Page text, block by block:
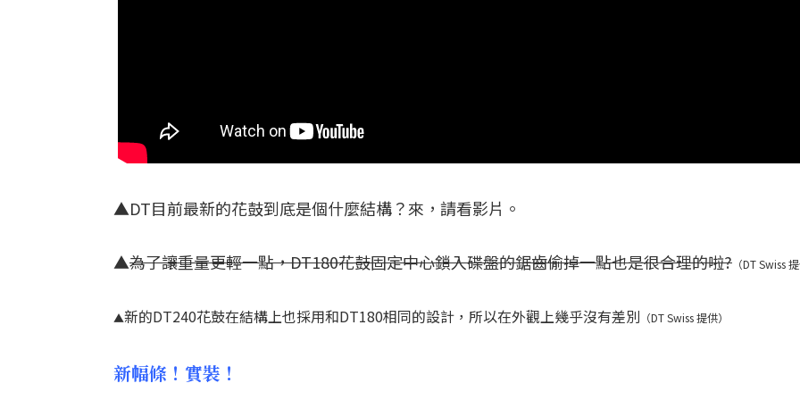
▲DT目前最新的花鼓到底是個什麼結構？來，請看影片。
▲為了讓重量更輕一點，DT180花鼓固定中心鎖入碟盤的鋸齒偷掉一點也是很合理的啦? （DT Swiss
▲新的DT240花鼓在結構上也採用和DT180相同的設計，所以在外觀上幾乎沒有差別 （DT Swiss 提供）
新幅條！實裝！